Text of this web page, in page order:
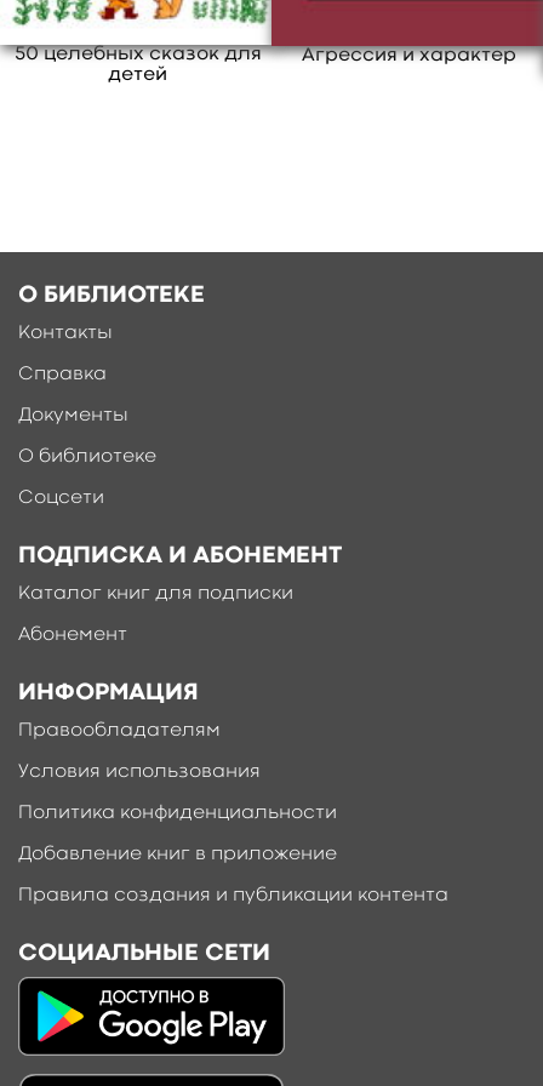
50 целебных сказок для
детей
Агрессия и характер
О БИБЛИОТЕКЕ
Контакты
Справка
Документы
О библиотеке
Соцсети
ПОДПИСКА И АБОНЕМЕНТ
Каталог книг для подписки
Абонемент
ИНФОРМАЦИЯ
Правообладателям
Условия использования
Политика конфиденциальности
Добавление книг в приложение
Правила создания и публикации контента
СОЦИАЛЬНЫЕ СЕТИ